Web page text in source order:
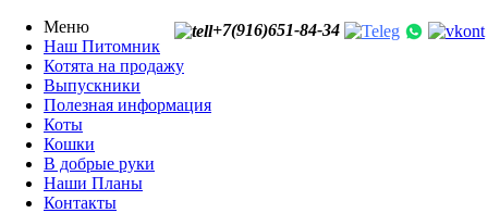
+7(916)651-84-34
Меню
Наш Питомник
Котята на продажу
Выпускники
Полезная информация
Коты
Кошки
В добрые руки
Наши Планы
Контакты